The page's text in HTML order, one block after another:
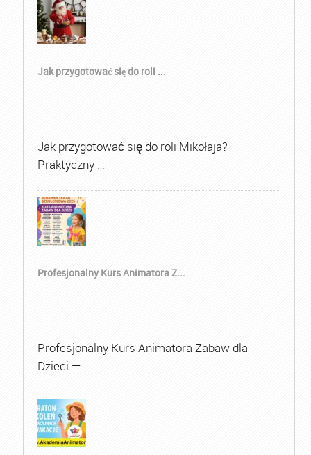
Jak przygotować się do roli ...
Jak przygotować się do roli Mikołaja?
Praktyczny …
Profesjonalny Kurs Animatora Z...
Profesjonalny Kurs Animatora Zabaw dla
Dzieci — …